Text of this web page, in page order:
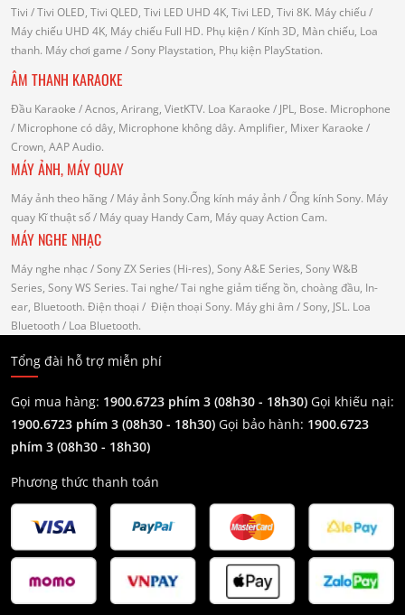
Tivi / Tivi OLED, Tivi QLED, Tivi LED UHD 4K, Tivi LED, Tivi 8K. Máy chiếu/
Máy chiếu UHD 4K, Máy chiếu Full HD. Phụ kiện/ Kính 3D, Màn chiếu, Loa
thanh. Máy chơi game / Sony Playstation, Phụ kiện PlayStation.
ÂM THANH KARAOKE
Đầu Karaoke / Acnos, Arirang, VietKTV. Loa Karaoke / JPL, Bose. Microphone
/ Microphone có dây, Microphone không dây. Amplifier, Mixer Karaoke /
Crown, AAP Audio.
MÁY ẢNH, MÁY QUAY
Máy ảnh theo hãng / Máy ảnh Sony.Ống kính máy ảnh / Ống kính Sony. Máy
quay Kĩ thuật số/ Máy quay Handy Cam, Máy quay Action Cam.
MÁY NGHE NHẠC
Máy nghe nhạc / Sony ZX Series (Hi-res), Sony A&E Series, Sony W&B
Series, Sony WS Series. Tai nghe/ Tai nghe giảm tiếng ồn, choàng đầu, In-
ear, Bluetooth. Điện thoại / Điện thoại Sony. Máy ghi âm / Sony, JSL. Loa
Bluetooth/ Loa Bluetooth.
Tổng đài hỗ trợ miễn phí
Gọi mua hàng: 1900.6723 phím 3 (08h30 - 18h30) Gọi khiếu nại:
1900.6723 phím 3 (08h30 - 18h30) Gọi bảo hành: 1900.6723
phím 3 (08h30 - 18h30)
Phương thức thanh toán